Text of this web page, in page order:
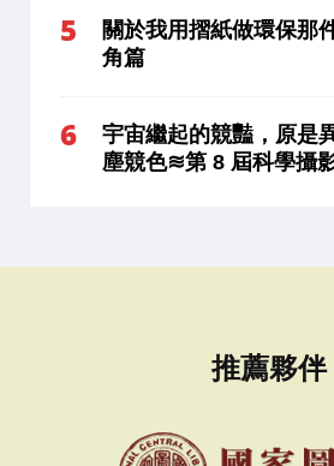
關於我用摺紙做環保那
角篇
宇宙繼起的競豔，原是
塵競色≋第 8 屆科學攝
推薦夥伴